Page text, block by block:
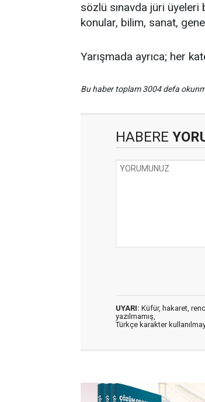
sözlü sınavda jüri üyeleri
konular, bilim, sanat,
Yarışmada ayrıca; her
Bu haber toplam 3004 defa
HABERE
UYARI: Küfür, hakaret,
yazılmamış,
Türkçe karakter